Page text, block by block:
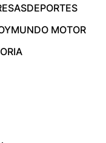
DEPORTES
MUNDO MOTOR